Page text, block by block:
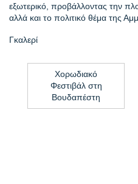
εξωτερικό, προβάλλοντας την
αλλά και το πολιτικό θέμα της
Γκαλερί
Χορωδιακό
Φεστιβάλ στη
Βουδαπέστη